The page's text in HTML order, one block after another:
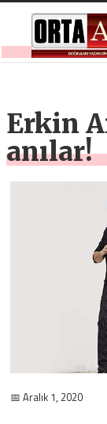
Erkin
anılar!
📅 Aralık 1, 2020